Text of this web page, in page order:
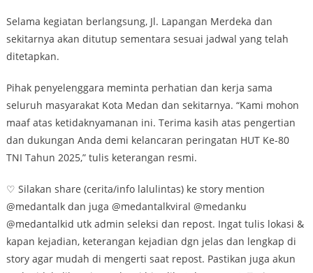
Selama kegiatan berlangsung, Jl. Lapangan Merdeka dan
sekitarnya akan ditutup sementara sesuai jadwal yang telah
ditetapkan.
Pihak penyelenggara meminta perhatian dan kerja sama
seluruh masyarakat Kota Medan dan sekitarnya. “Kami mohon
maaf atas ketidaknyamanan ini. Terima kasih atas pengertian
dan dukungan Anda demi kelancaran peringatan HUT Ke-80
TNI Tahun 2025,” tulis keterangan resmi.
♡ Silakan share (cerita/info lalulintas) ke story mention
@medantalk dan juga @medantalkviral @medanku
@medantalkid utk admin seleksi dan repost. Ingat tulis lokasi &
kapan kejadian, keterangan kejadian dgn jelas dan lengkap di
story agar mudah di mengerti saat repost. Pastikan juga akun